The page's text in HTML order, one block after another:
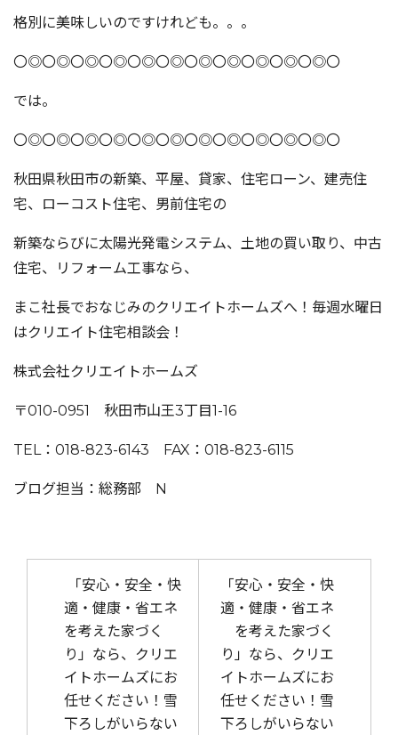
格別に美味しいのですけれども。。。
〇◎〇◎〇◎〇◎〇◎〇◎〇◎〇◎〇◎〇◎〇◎〇
では。
〇◎〇◎〇◎〇◎〇◎〇◎〇◎〇◎〇◎〇◎〇◎〇
秋田県秋田市の新築、平屋、貸家、住宅ローン、建売住
宅、ローコスト住宅、男前住宅の
新築ならびに太陽光発電システム、土地の買い取り、中古
住宅、リフォーム工事なら、
まこ社長でおなじみのクリエイトホームズへ！毎週水曜日
はクリエイト住宅相談会！
株式会社クリエイトホームズ
〒010-0951 秋田市山王3丁目1-16
TEL：018-823-6143 FAX：018-823-6115
ブログ担当：総務部 N
投稿ナビゲーション
「安心・安全・快
適・健康・省エネ
を考えた家づく
り」なら、クリエ
イトホームズにお
任せください！雪
下ろしがいらない
「安心・安全・快
適・健康・省エネ
を考えた家づく
り」なら、クリエ
イトホームズにお
任せください！雪
下ろしがいらない